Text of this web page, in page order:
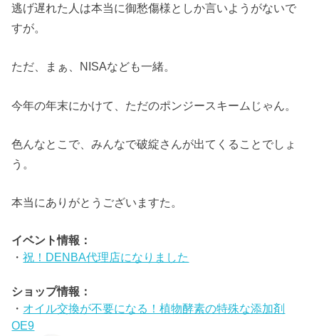
逃げ遅れた人は本当に御愁傷様としか言いようがないで
すが。
ただ、まぁ、NISAなども一緒。
今年の年末にかけて、ただのポンジースキームじゃん。
色んなとこで、みんなで破綻さんが出てくることでしょ
う。
本当にありがとうございますた。
イベント情報：
・祝！DENBA代理店になりました
ショップ情報：
・ オイル交換が不要になる！植物酵素の特殊な添加剤
OE9